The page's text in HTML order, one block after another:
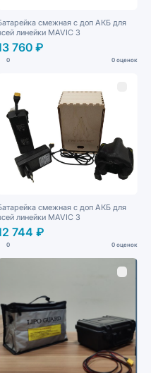
смежная с доп АКБ для
линейки MAVIС 3
760 ₽
0 0 оценок
смежная с доп АКБ для
линейки MAVIС 3
744 ₽
0 0 оценок